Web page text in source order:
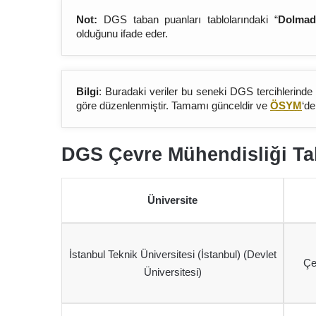
Not: DGS taban puanları tablolarındaki “
olduğunu ifade eder.
Bilgi: Buradaki veriler bu seneki DGS
göre düzenlenmiştir. Tamamı günceldir ve ÖSYM
DGS Çevre Mühendisliği
Üniversite
İstanbul Teknik Üniversitesi (İstanbul) (Devlet
Üniversitesi)